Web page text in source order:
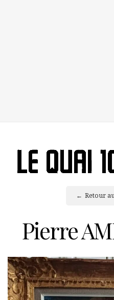
Retour
Pierre